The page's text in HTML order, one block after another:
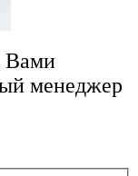
Вами
менеджер